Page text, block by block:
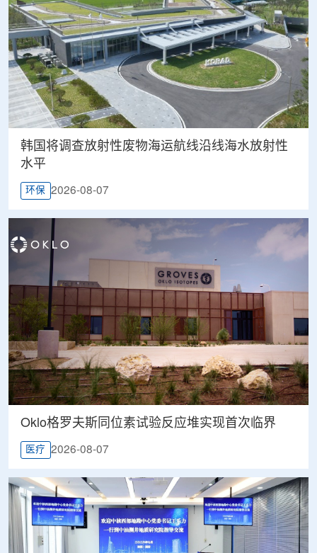
韩国将调查放射性废物海运航线沿线海水放射性
水平
环保 2026-08-07
Oklo格罗夫斯同位素试验反应堆实现首次临界
医疗 2026-08-07